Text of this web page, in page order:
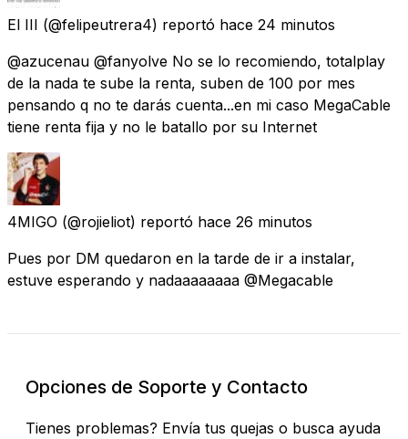
El III (@felipeutrera4) reportó hace 24 minutos
@azucenau @fanyolve No se lo recomiendo, totalplay
de la nada te sube la renta, suben de 100 por mes
pensando q no te darás cuenta...en mi caso MegaCable
tiene renta fija y no le batallo por su Internet
4MIGO (@rojieliot) reportó hace 26 minutos
Pues por DM quedaron en la tarde de ir a instalar,
estuve esperando y nadaaaaaaaa @Megacable
Opciones de Soporte y Contacto
Tienes problemas? Envía tus quejas o busca ayuda